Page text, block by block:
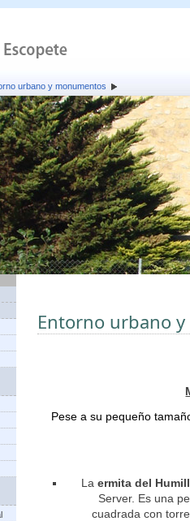
urbano y monumentos
Entorno urbano
Pese a su pequeño
La ermita del
Server. Es una
cuadrada con